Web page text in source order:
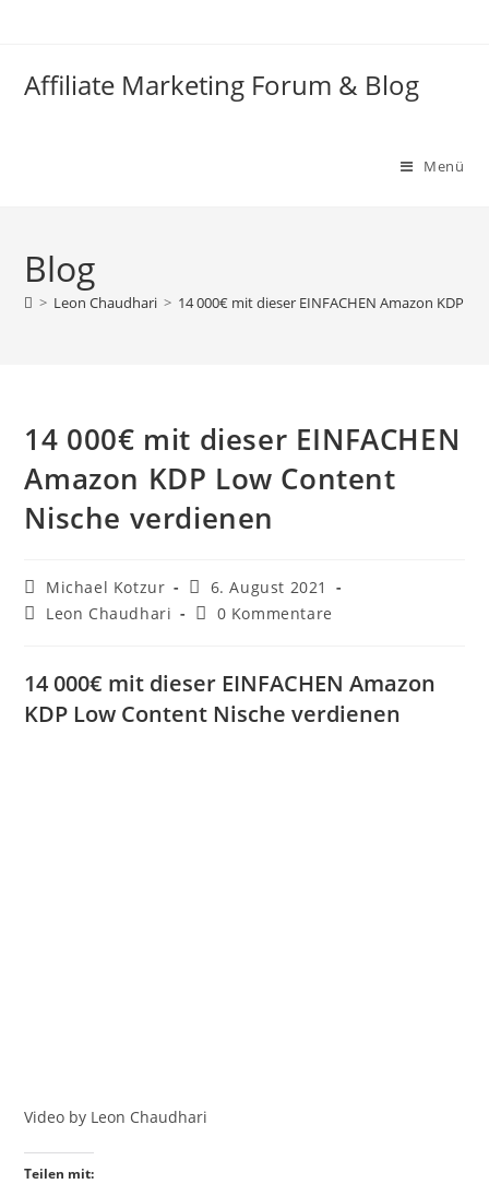
Affiliate Marketing Forum & Blog
Menü
Blog
> Leon Chaudhari > 14 000€ mit dieser EINFACHEN Amazon KDP
14 000€ mit dieser EINFACHEN
Amazon KDP Low Content
Nische verdienen
Beitrags-
Autor:
Michael Kotzur
Beitrag
veröffentlicht:
6. August 2021
Beitrags-
Leon Chaudhari
Beitrags-
0 Kommentare
14 000€ mit dieser EINFACHEN Amazon
KDP Low Content Nische verdienen
Video by Leon Chaudhari
Teilen mit: